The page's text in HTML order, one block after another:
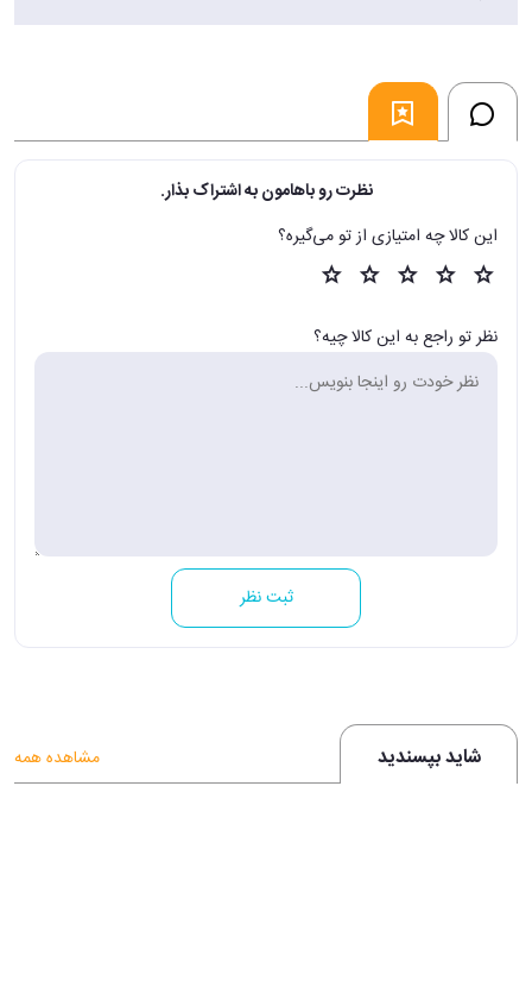
نظرت رو باهامون به اشتراک بذار.
این کالا چه امتیازی از تو می‌گیره؟
نظر تو راجع به این کالا چیه؟
ثبت نظر
شاید بپسندید مشاهده همه